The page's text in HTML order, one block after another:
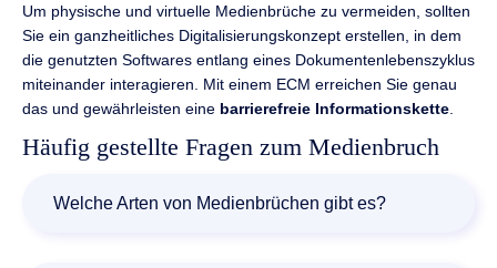
Um physische und virtuelle Medienbrüche zu vermeiden, sollten
Sie ein ganzheitliches Digitalisierungskonzept erstellen, in dem
die genutzten Softwares entlang eines Dokumentenlebenszyklus
miteinander interagieren. Mit einem ECM erreichen Sie genau
das und gewährleisten eine barrierefreie Informationskette
Häufig gestellte Fragen zum Medienbruch
Welche Arten von Medienbrüchen gibt es?